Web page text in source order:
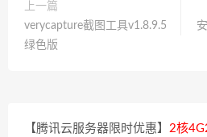
上一篇
verycapture截图工具v1.8.9.5
绿色版
【腾讯云服务器限时优惠】 2核